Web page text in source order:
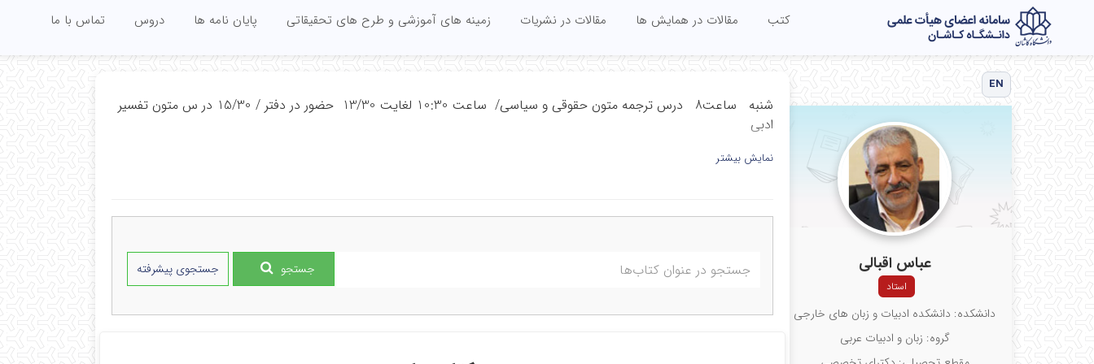
کتب مقالات در همایش ها مقالات در نشریات زمینه های آموزشی و طرح های تحقیقاتی پایان نامه ها دروس تماس با ما
EN
عباس اقبالی
استاد
دانشکده: دانشکده ادبیات و زبان های خارجی
گروه: زبان و ادبیات عربی
شنبه ساعت8 درس ترجمه متون حقوقی و سیاسی/ ساعت 10:30 لغایت 13/30 حضور در دفتر / 15/30 در س متون تفسیر
ادبی
یکشنبه ساعت 8 درس درس متون تفسیر ادبی قران از ساعت 9/30 حضور در دفتر دانشکده
نمایش بیشتر
جستجو جستجوی پیشرفته